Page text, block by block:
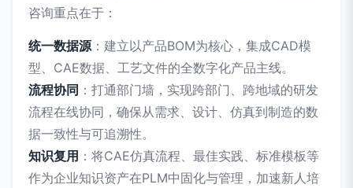
咨询重点在于：
统一数据源 ：建立以产品BOM为核心，集成CAD模
型、CAE数据、工艺文件的全数字化产品主线。
流程协同 ：打通部门墙，实现跨部门、跨地域的研发
流程在线协同，确保从需求、设计、仿真到制造的数
据一致性与可追溯性。
知识复用 ：将CAE仿真流程、最佳实践、标准模板等
作为企业知识资产在PLM中固化与管理，加速新人培